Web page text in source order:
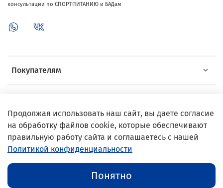
Покупателям
Выгодные предложения
консультации по СПОРТПИТАНИЮ и БАДам
© 2002–2024 InterSport
Продолжая использовать наш сайт, вы даете согласие
на обработку файлов cookie, которые обеспечивают
правильную работу сайта и соглашаетесь с нашей
Политикой конфиденциальности
Понятно